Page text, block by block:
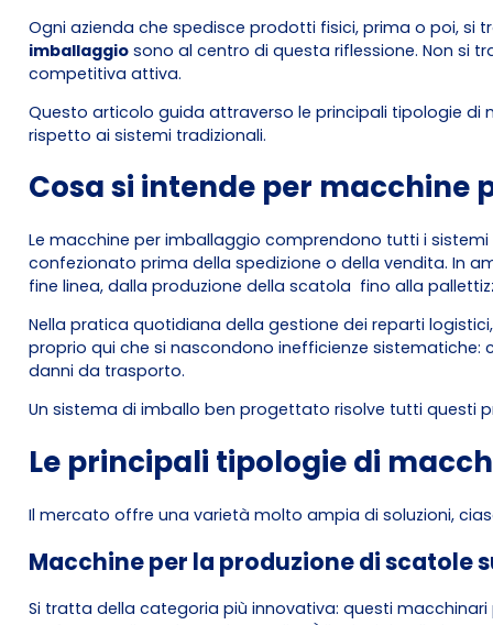
Ogni azienda che spedisce prodotti fisici, prima o poi,
imballaggiosono al centro di questa riflessione. Non si
competitiva attiva.
Questo articolo guida attraverso le principali tipologie di
rispetto ai sistemi tradizionali.
Cosa si intende per macchine
Le macchine per imballaggio comprendono tutti i
confezionato prima della spedizione o della vendita. In
fine linea, dalla produzione della scatola fino alla
Nella pratica quotidiana della gestione dei reparti
proprio qui che si nascondono inefficienze
danni da trasporto.
Un sistema di imballo ben progettato risolve tutti questi
Le principali tipologie di
Il mercato offre una varietà molto ampia di soluzioni,
Macchine per la produzione di scatole
Si tratta della categoria più innovativa: questi